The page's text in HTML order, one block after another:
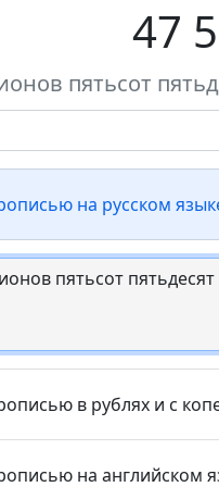
47
пятьсот
на русском
в рублях и с
на английском